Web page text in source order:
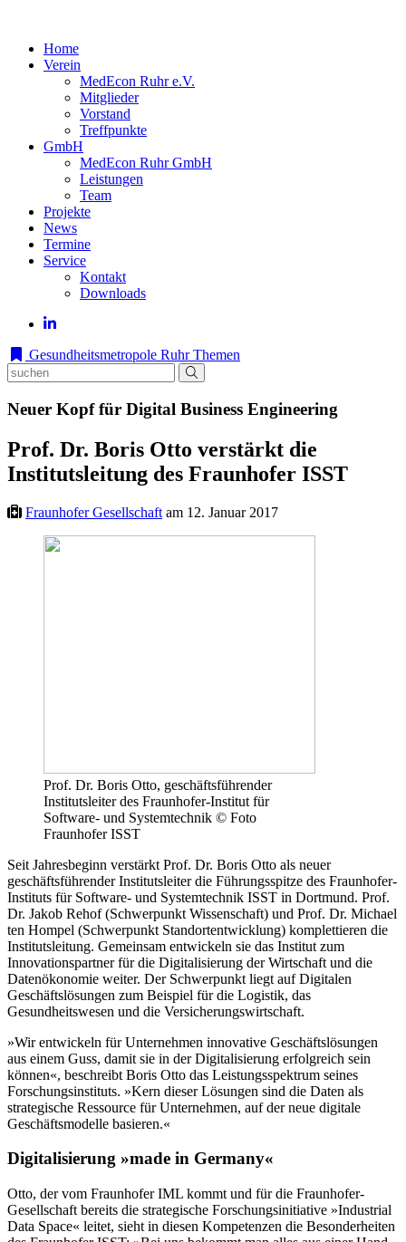
Home
Verein
MedEcon Ruhr e.V.
Mitglieder
Vorstand
Treffpunkte
GmbH
MedEcon Ruhr GmbH
Leistungen
Team
Projekte
News
Termine
Service
Kontakt
Downloads
Gesundheitsmetropole Ruhr Themen
Neuer Kopf für Digital Business Engineering
Prof. Dr. Boris Otto verstärkt die
Institutsleitung des Fraunhofer ISST
Fraunhofer Gesellschaft am 12. Januar 2017
Prof. Dr. Boris Otto, geschäftsführender
Institutsleiter des Fraunhofer-Institut für
Software- und Systemtechnik © Foto
Fraunhofer ISST
Seit Jahresbeginn verstärkt Prof. Dr. Boris Otto als neuer
geschäftsführender Institutsleiter die Führungsspitze des Fraunhofer-
Instituts für Software- und Systemtechnik ISST in Dortmund. Prof.
Dr. Jakob Rehof (Schwerpunkt Wissenschaft) und Prof. Dr. Michael
ten Hompel (Schwerpunkt Standortentwicklung) komplettieren die
Institutsleitung. Gemeinsam entwickeln sie das Institut zum
Innovationspartner für die Digitalisierung der Wirtschaft und die
Datenökonomie weiter. Der Schwerpunkt liegt auf Digitalen
Geschäftslösungen zum Beispiel für die Logistik, das
Gesundheitswesen und die Versicherungswirtschaft.
»Wir entwickeln für Unternehmen innovative Geschäftslösungen
aus einem Guss, damit sie in der Digitalisierung erfolgreich sein
können«, beschreibt Boris Otto das Leistungsspektrum seines
Forschungsinstituts. »Kern dieser Lösungen sind die Daten als
strategische Ressource für Unternehmen, auf der neue digitale
Geschäftsmodelle basieren.«
Digitalisierung »made in Germany«
Otto, der vom Fraunhofer IML kommt und für die Fraunhofer-
Gesellschaft bereits die strategische Forschungsinitiative »Industrial
Data Space« leitet, sieht in diesen Kompetenzen die Besonderheiten